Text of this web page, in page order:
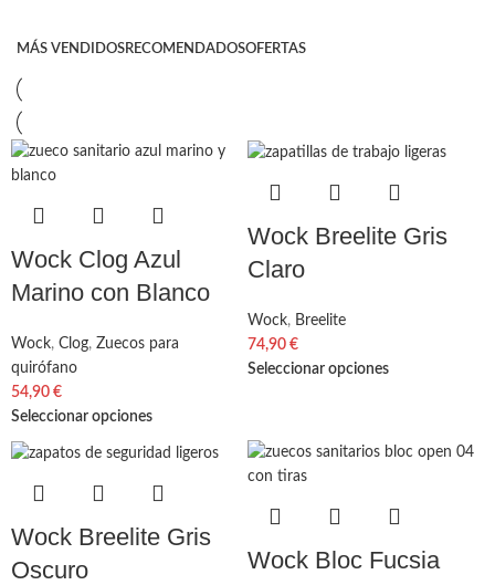
MÁS VENDIDOSRECOMENDADOSOFERTAS
Wock Clog Azul
Marino con Blanco
Wock, Clog, Zuecos para
quirófano
54,90 €
Seleccionar opciones
Wock Breelite Gris
Claro
Wock, Breelite
74,90 €
Seleccionar opciones
Wock Breelite Gris
Oscuro
Wock Bloc Fucsia